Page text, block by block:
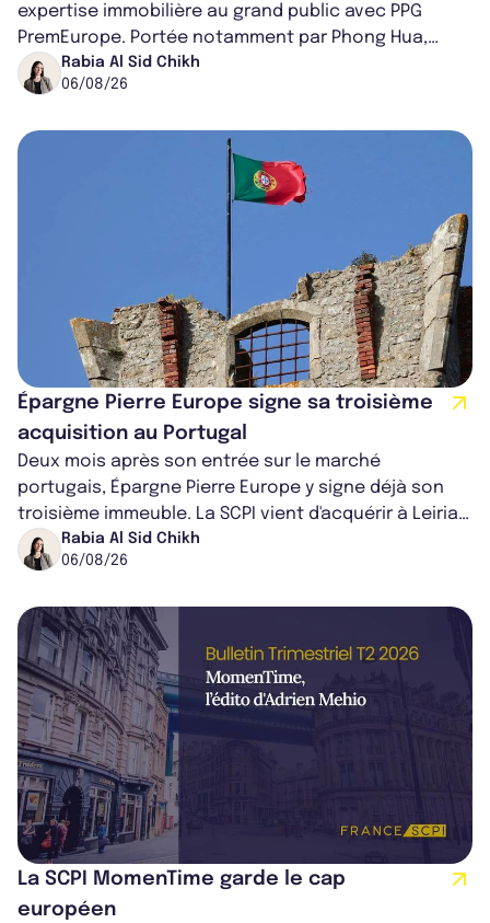
expertise immobilière au grand public avec PPG
PremEurope. Portée notamment par Phong Hua,
ancien directeur des investissements d...
Rabia Al Sid Chikh
06/08/26
Épargne Pierre Europe signe sa troisième
acquisition au Portugal
Deux mois après son entrée sur le marché
portugais, Épargne Pierre Europe y signe déjà son
troisième immeuble. La SCPI vient d'acquérir à Leiria,
dans le centre du pays, un établis...
Rabia Al Sid Chikh
06/08/26
La SCPI MomenTime garde le cap
européen